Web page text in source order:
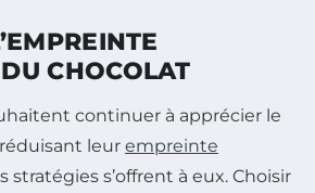
CHOCOLAT
continuer à apprécier le
leur empreinte
stratégies s’offrent à eux. Choisir